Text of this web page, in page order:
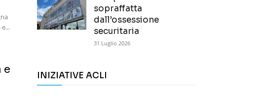
e
sopraffatta
dall’ossessione
securitaria
31 Luglio 2026
INIZIATIVE ACLI